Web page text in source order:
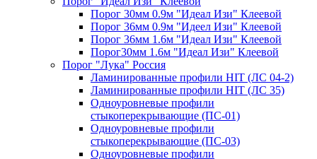
Порог 30мм 0.9м "Идеал Изи" Клеевой
Порог 36мм 0.9м "Идеел Изи" Клеевой
Порог 36мм 1.6м "Идеал Изи" Клеевой
Порог30мм 1.6м "Идеал Изи" Клеевой
Порог "Лука" Россия
Ламинированные профили HIT (ЛС 04-2)
Ламинированные профили HIT (ЛС 35)
Одноуровневые профили
стыкоперекрывающие (ПС-01)
Одноуровневые профили
стыкоперекрывающие (ПС-03)
Одноуровневые профили